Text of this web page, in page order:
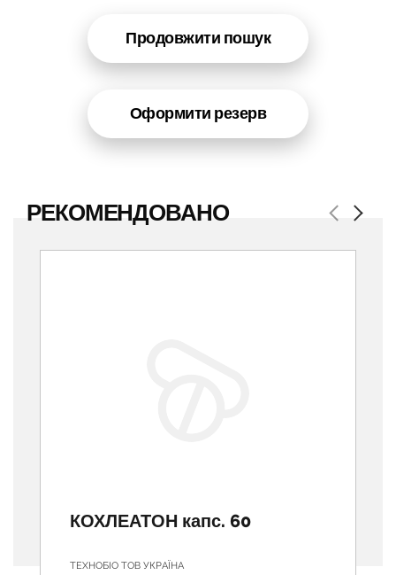
Продовжити пошук
Оформити резерв
РЕКОМЕНДОВАНО Previous
КОХЛЕАТОН капс. 60
ТЕХНОБІО ТОВ УКРАЇНА
Next